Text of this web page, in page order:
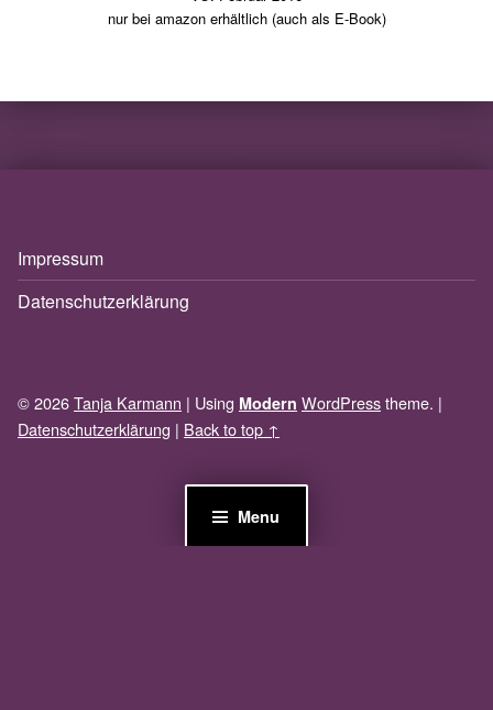
Menu
nur bei amazon erhältlich (auch als E-Book)
Impressum
Datenschutzerklärung
© 2026Tanja Karmann | Using Modern WordPresstheme. |
Datenschutzerklärung | Back to top ↑